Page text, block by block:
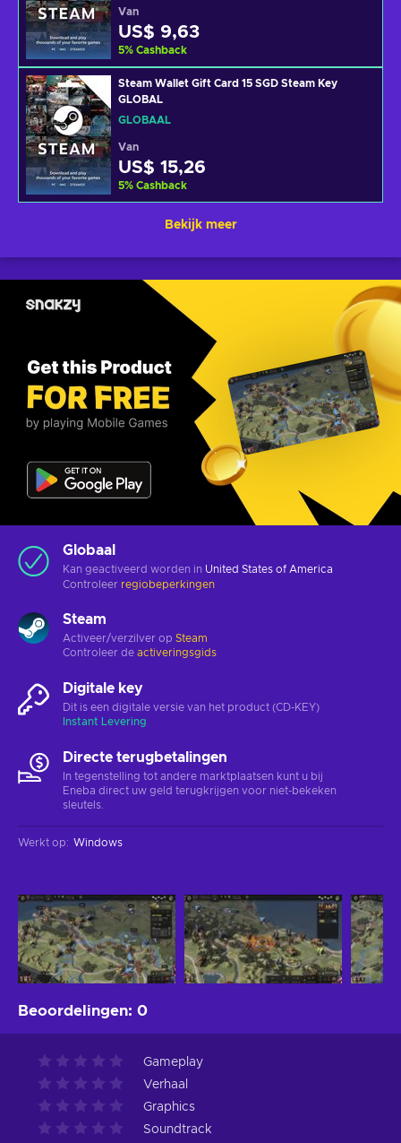
Van
US$ 9,63
5% Cashback
Steam Wallet Gift Card 15 SGD Steam Key
GLOBAL
GLOBAAL
Van
US$ 15,26
5% Cashback
Bekijk meer
Globaal
Kan geactiveerd worden in United States of America
Controleer regiobeperkingen
Steam
Activeer/verzilver op Steam
Controleer de activeringsgids
Digitale key
Dit is een digitale versie van het product (CD-KEY)
Instant Levering
Directe terugbetalingen
In tegenstelling tot andere marktplaatsen kunt u bij
Eneba direct uw geld terugkrijgen voor niet-bekeken
sleutels.
Werkt op: Windows
Beoordelingen: 0
Gameplay
Verhaal
Graphics
Soundtrack